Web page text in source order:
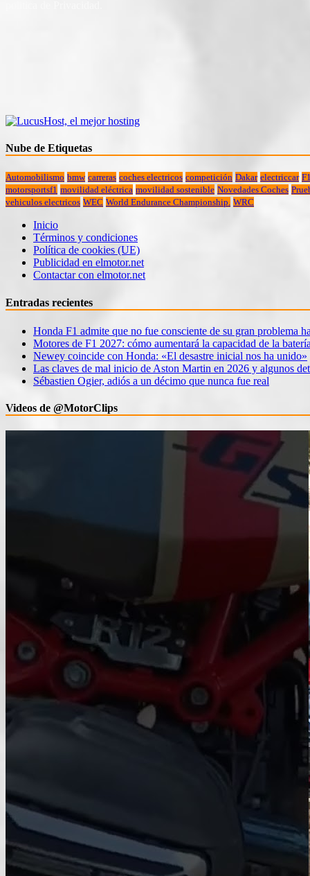
Nube de Etiquetas
Automobilismo bmw carreras coches electricos competición Dakar electriccar F1
motorsportsf1 movilidad eléctrica movilidad sostenible Novedades Coches
vehiculos electricos WEC World Endurance Championship. WRC
Inicio
Términos y condiciones
Política de cookies (UE)
Publicidad en elmotor.net
Contactar con elmotor.net
Entradas recientes
Honda F1 admite que no fue consciente de su gran problema
Motores de F1 2027: cómo aumentará la capacidad de la
Newey coincide con Honda: «El desastre inicial nos ha unido»
Las claves de mal inicio de Aston Martin en 2026 y algunos
Sébastien Ogier, adiós a un décimo que nunca fue real
Videos de @MotorClips